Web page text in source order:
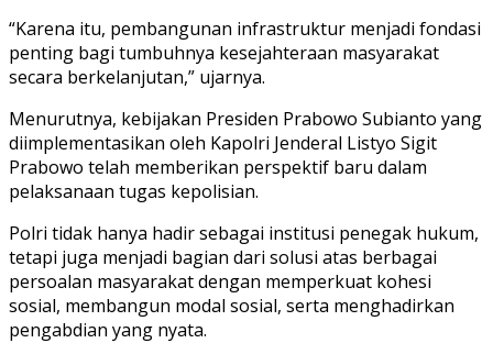
“Karena itu, pembangunan infrastruktur menjadi fondasi
penting bagi tumbuhnya kesejahteraan masyarakat
secara berkelanjutan,” ujarnya.
Menurutnya, kebijakan Presiden Prabowo Subianto yang
diimplementasikan oleh Kapolri Jenderal Listyo Sigit
Prabowo telah memberikan perspektif baru dalam
pelaksanaan tugas kepolisian.
Polri tidak hanya hadir sebagai institusi penegak hukum,
tetapi juga menjadi bagian dari solusi atas berbagai
persoalan masyarakat dengan memperkuat kohesi
sosial, membangun modal sosial, serta menghadirkan
pengabdian yang nyata.